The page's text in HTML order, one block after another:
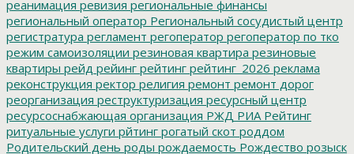
реанимация ревизия региональные финансы
региональный оператор Региональный сосудистый центр
регистратура регламент регоператор регоператор по тко
режим самоизоляции резиновая квартира резиновые
квартиры рейд рейинг рейтинг рейтинг_2026 реклама
реконструкция ректор религия ремонт ремонт дорог
реорганизация реструктуризация ресурсный центр
ресурсоснабжающая организация РЖД РИА Рейтинг
ритуальные услуги рйтинг рогатый скот роддом
Родительский день роды рождаемость Рождество розыск